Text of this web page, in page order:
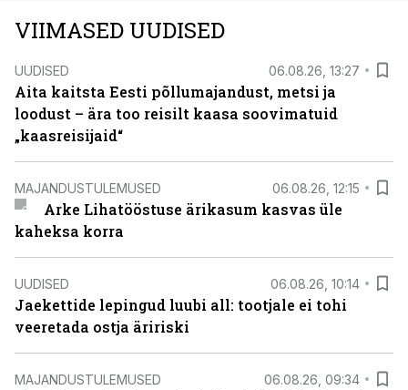
VIIMASED UUDISED
UUDISED 06.08.26, 13:27
Aita kaitsta Eesti põllumajandust, metsi ja
loodust – ära too reisilt kaasa soovimatuid
„kaasreisijaid“
MAJANDUSTULEMUSED 06.08.26, 12:15
Arke Lihatööstuse ärikasum kasvas üle
kaheksa korra
UUDISED 06.08.26, 10:14
Jaekettide lepingud luubi all: tootjale ei tohi
veeretada ostja äririski
MAJANDUSTULEMUSED 06.08.26, 09:34